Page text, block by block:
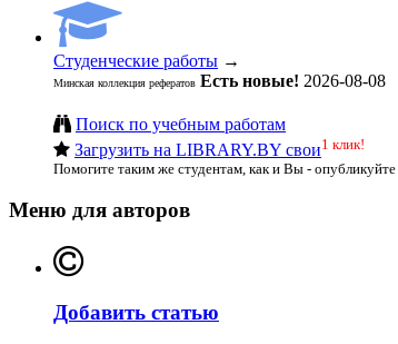
Студенческие работы →
Минская коллекция рефератов Есть новые! 2026-08-08
Поиск по учебным работам
Загрузить на LIBRARY.BY свои1 клик!
Помогите таким же студентам, как и Вы -
Меню для авторов
Добавить статью